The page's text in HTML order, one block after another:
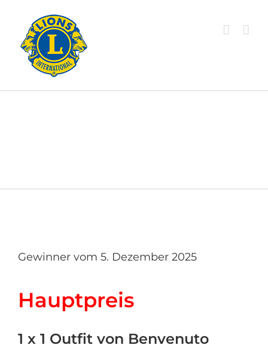
springen
Gewinner vom 5. Dezember 2025
Hauptpreis
1 x 1 Outfit von Benvenuto